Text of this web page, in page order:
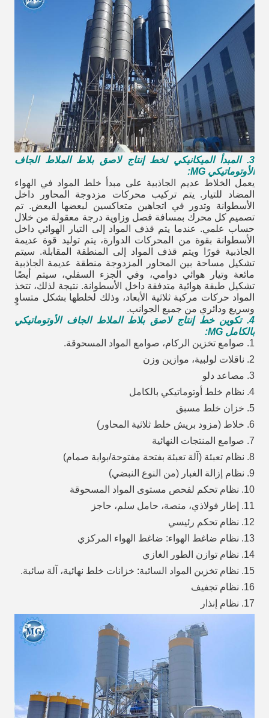
3. المبدأ الميكانيكي لخط إنتاج لاصق بلاط الملاط الجاف
الأوتوماتيكي MG:
يعمل الخلاط عديم الجاذبية على مبدأ خلط المواد في الهواء
المضاد للتيار. يتم تركيب محركات مزدوجة المحاور داخل
الأسطوانة وتدور في اتجاهين متعاكسين لبعضها البعض. تم
تصميم كل محرك بمسافة فصل وزاوية درجة معقولة من خلال
حساب علمي. عندما يتم قذف المواد إلى التيار الهوائي داخل
الأسطوانة بقوة من المحركات الدوارة، يتم توليد قوة عديمة
الجاذبية فورًا ويتم قذف المواد إلى المنطقة المقابلة. سيتم
تشكيل مساحة بين المحاور المزدوجة منطقة عديمة الجاذبية
مائعة وتيار هوائي دوامي، وفي الجزء السفلي، سيتم أيضًا
تشكيل طبقة هوائية متدفقة داخل الأسطوانة. نتيجة لذلك، تتخذ
المواد حركات مركبة ثلاثية الأبعاد، وذلك لخلطها بشكل متساوٍ
وسريع ودائري من جميع الجوانب.
4. تكوين خط إنتاج لاصق بلاط الملاط الجاف الأوتوماتيكي
بالكامل MG:
1. صوامع تخزين الركام، صوامع المواد المسحوقة.
2. ناقلات لولبية، موازين وزن
3. مصاعد دلو
4. نظام خلط أوتوماتيكي بالكامل
5. خزان خلط مسبق
6. خلاط (مزود بريش خلط ثلاثية المحاور)
7. صوامع المنتجات النهائية
8. نظام تعبئة (آلة تعبئة بفتحة مفتوحة/بوابة صمام)
9. نظام إزالة الغبار (من النوع النبضي)
10. نظام تحكم لفحص مستوى المواد المسحوقة
11. إطار فولاذي، منصة، حامل سلم، حاجز
12. نظام تحكم رئيسي
13. نظام ضاغط الهواء: ضاغط الهواء المركزي
14. نظام توازن الطور الغازي
15. نظام تخزين المواد السائبة: خزانات خلط نهائية، آلة سائبة.
16. نظام تجفيف
17. نظام إنذار